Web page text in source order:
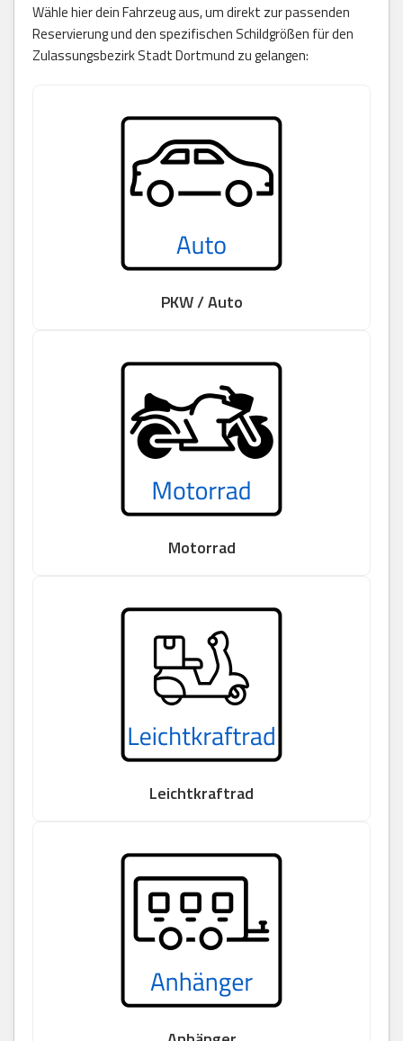
Wähle hier dein Fahrzeug aus, um direkt zur passenden
Reservierung und den spezifischen Schildgrößen für den
Zulassungsbezirk Stadt Dortmund zu gelangen:
PKW / Auto
Motorrad
Leichtkraftrad